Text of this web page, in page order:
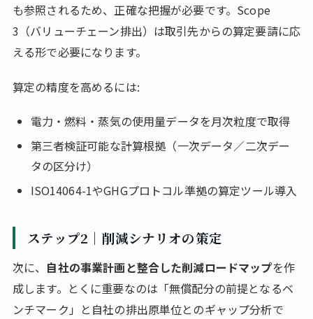
も参照されるため、正確な把握が必要です。Scope
3（バリューチェーン排出）は取引先からの算定要請に応
える形で必要になります。
算定の精度を高めるには:
電力・燃料・蒸気の使用量データを月次粒度で取得
第三者検証可能な計算根拠（一次データ／二次デー
タの区分け）
ISO14064-1やGHGプロトコル準拠の算定ツール導入
ステップ2｜削減シナリオの策定
次に、 自社の事業計画と整合した削減ロードマップを作
成します。とくに重要なのは「無償配分の前提となるベ
ンチマーク」と自社の排出原単位とのギャップ分析で